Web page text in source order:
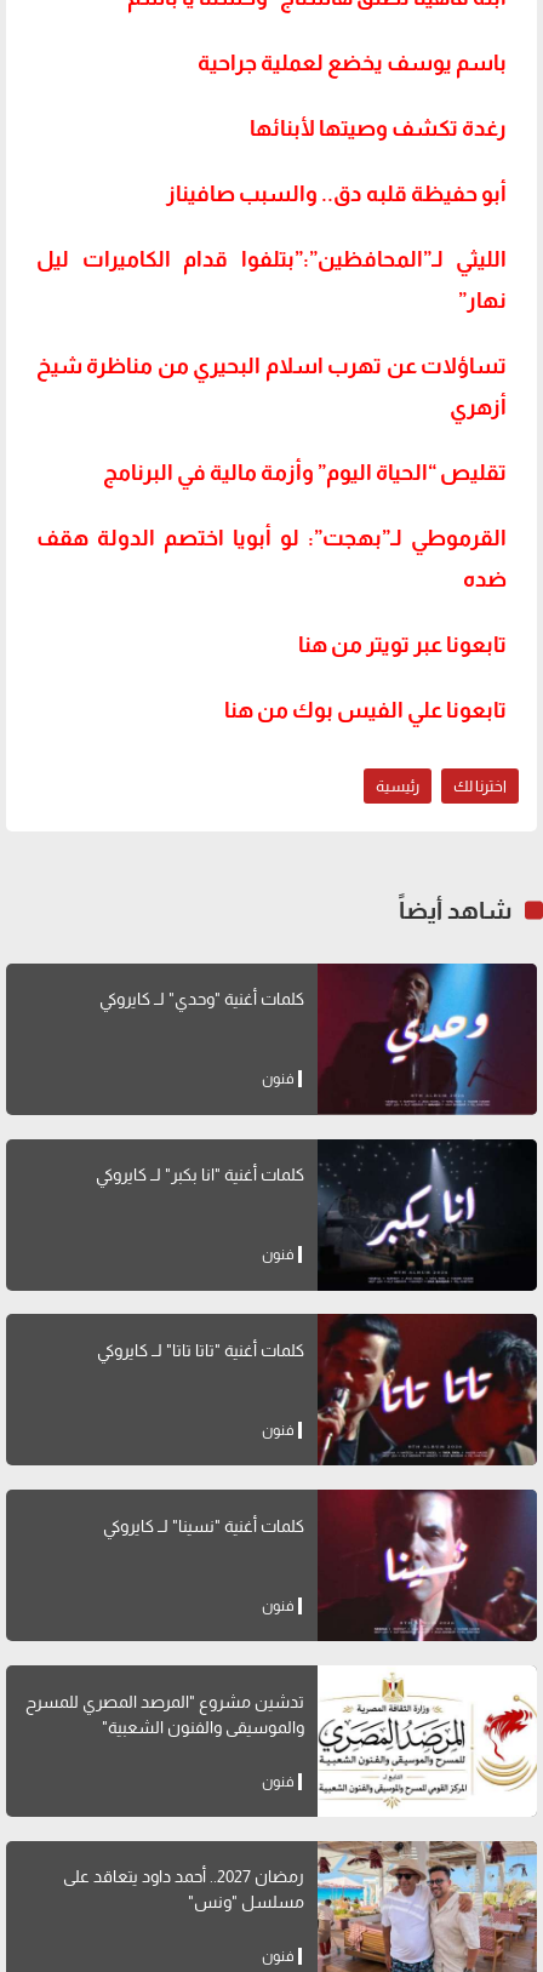
باسم يوسف يخضع لعملية جراحية
رغدة تكشف وصيتها لأبنائها
أبو حفيظة قلبه دق.. والسبب صافيناز
الليثي لـ”المحافظين”:”بتلفوا قدام الكاميرات ليل
نهار”
تساؤلات عن تهرب اسلام البحيري من مناظرة شيخ
أزهري
تقليص “الحياة اليوم” وأزمة مالية في البرنامج
القرموطي لـ”بهجت”: لو أبويا اختصم الدولة هقف
ضده
تابعونا عبر تويتر من هنا
تابعونا علي الفيس بوك من هنا
اخترنا لك رئيسية
شاهد أيضاً
كلمات أغنية "وحدي" لــ كايروكي
فنون
كلمات أغنية "انا بكبر" لــ كايروكي
فنون
كلمات أغنية "تاتا تاتا" لــ كايروكي
فنون
كلمات أغنية "نسينا" لــ كايروكي
فنون
تدشين مشروع "المرصد المصري للمسرح
والموسيقى والفنون الشعبية"
فنون
رمضان 2027.. أحمد داود يتعاقد على
مسلسل "ونس"
فنون